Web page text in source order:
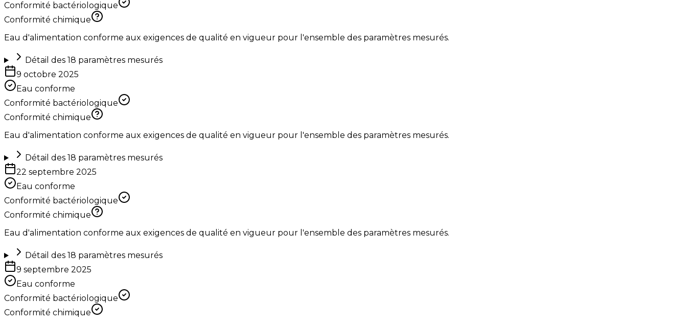
Conformité bactériologique
Conformité chimique
Eau d'alimentation conforme aux exigences de qualité en vigueur pour l'ensemble des paramètres mesurés.
Détail des 18 paramètres mesurés
9 octobre 2025
Eau conforme
Conformité bactériologique
Conformité chimique
Eau d'alimentation conforme aux exigences de qualité en vigueur pour l'ensemble des paramètres mesurés.
Détail des 18 paramètres mesurés
22 septembre 2025
Eau conforme
Conformité bactériologique
Conformité chimique
Eau d'alimentation conforme aux exigences de qualité en vigueur pour l'ensemble des paramètres mesurés.
Détail des 18 paramètres mesurés
9 septembre 2025
Eau conforme
Conformité bactériologique
Conformité chimique